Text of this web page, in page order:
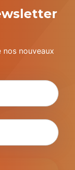
nouveaux